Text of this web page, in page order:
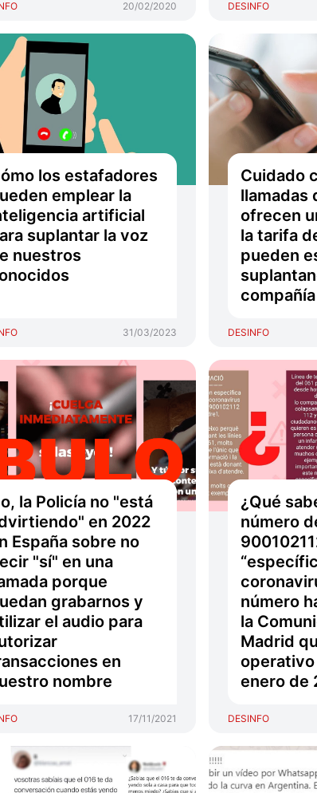
20/02/2020 DESINFO
los estafadores
emplear la
artificial
suplantar la voz
nuestros
31/03/2023
Cuidado
llamadas
ofrecen
la tarifa
pueden
compañía
DESINFO
la Policía no "está
en 2022
España sobre no
"sí" en una
porque
grabarnos y
el audio para
en
nombre
17/11/2021
¿Qué
número
número
la
Madrid
operativo
enero de
DESINFO